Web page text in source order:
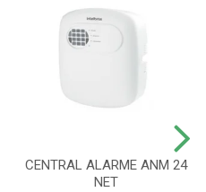
CENTRAL ALARME ANM 24
NET